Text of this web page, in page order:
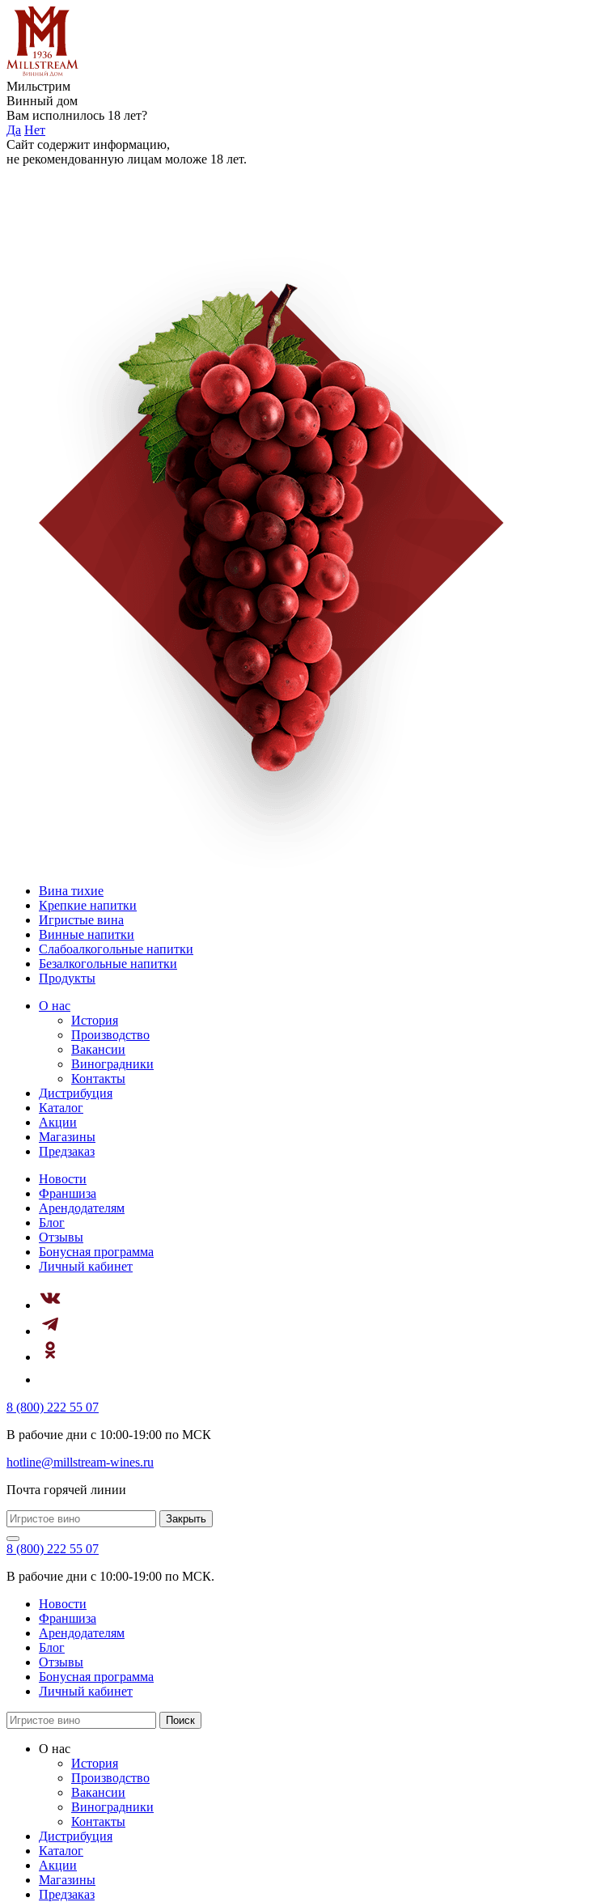
Мильстрим
Винный дом
Вам исполнилось 18 лет?
Да Нет
Сайт содержит информацию,
не рекомендованную лицам моложе 18 лет.
Вина тихие
Крепкие напитки
Игристые вина
Винные напитки
Слабоалкогольные напитки
Безалкогольные напитки
Продукты
О нас
История
Производство
Вакансии
Виноградники
Контакты
Дистрибуция
Каталог
Акции
Магазины
Предзаказ
Новости
Франшиза
Арендодателям
Блог
Отзывы
Бонусная программа
Личный кабинет
8 (800) 222 55 07
В рабочие дни с 10:00-19:00 по МСК
hotline@millstream-wines.ru
Почта горячей линии
Закрыть
8 (800) 222 55 07
В рабочие дни с 10:00-19:00 по МСК.
Новости
Франшиза
Арендодателям
Блог
Отзывы
Бонусная программа
Личный кабинет
Поиск
О нас
История
Производство
Вакансии
Виноградники
Контакты
Дистрибуция
Каталог
Акции
Магазины
Предзаказ